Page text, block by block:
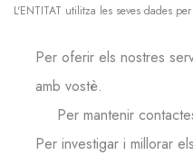
L'ENTITAT utilitza les seves dades
Per oferir els nostres
amb vostè.
Per mantenir
Per investigar i millorar